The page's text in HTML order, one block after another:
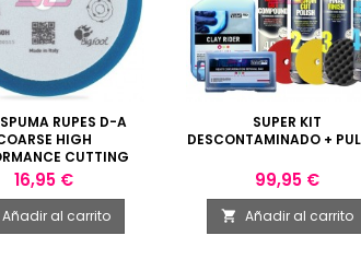
RUPES D-A
HIGH
CUTTING
PAD 130/150MM
Precio
16,95 €
Añadir al carrito
SUPER KIT
DESCONTAMINADO +
Precio
99,95 €
 Añadir al carrito